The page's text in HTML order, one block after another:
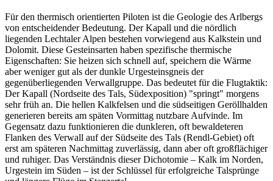
Für den thermisch orientierten Piloten ist die Geologie des Arlbergs
von entscheidender Bedeutung. Der Kapall und die nördlich
liegenden Lechtaler Alpen bestehen vorwiegend aus Kalkstein und
Dolomit. Diese Gesteinsarten haben spezifische thermische
Eigenschaften: Sie heizen sich schnell auf, speichern die Wärme
aber weniger gut als der dunkle Urgesteinsgneis der
gegenüberliegenden Verwallgruppe. Das bedeutet für die Flugtaktik:
Der Kapall (Nordseite des Tals, Südexposition) "springt" morgens
sehr früh an. Die hellen Kalkfelsen und die südseitigen Geröllhalden
generieren bereits am späten Vormittag nutzbare Aufvinde. Im
Gegensatz dazu funktionieren die dunkleren, oft bewaldeteren
Flanken des Verwall auf der Südseite des Tals (Rendl-Gebiet) oft
erst am späteren Nachmittag zuverlässig, dann aber oft großflächiger
und ruhiger. Das Verständnis dieser Dichotomie – Kalk im Norden,
Urgestein im Süden – ist der Schlüssel für erfolgreiche Talsprünge